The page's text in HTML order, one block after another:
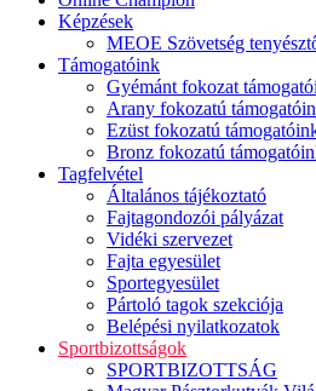
Képzések
MEOE Szövetség
Támogatóink
Gyémánt fokozat
Arany fokozatú
Ezüst fokozatú
Bronz fokozatú
Tagfelvétel
Általános tájékoztató
Fajtagondozói pályázat
Vidéki szervezet
Fajta egyesület
Sportegyesület
Pártoló tagok szekciója
Belépési nyilatkozatok
Sportbizottságok
SPORTBIZOTTSÁG